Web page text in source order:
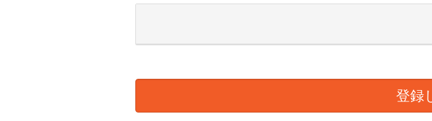
弊社は法律で定められている場合を除いて、本人の個人情報
E) 個人情報の取扱い業務の委託：
ります。この場合、個人情報を適切に取り扱っていると認め
様の個人情報の漏洩防止に必要な事項を取決め、適切な管理を
F) 個人情報提供の任意性：